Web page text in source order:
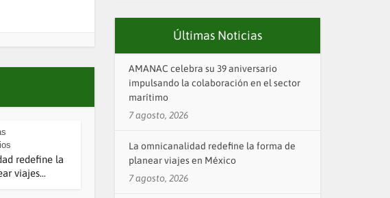
redefine la
viajes...
Últimas Noticias
AMANAC celebra su 39 aniversario
impulsando la colaboración en el sector
marítimo
7 agosto, 2026
La omnicanalidad redefine la forma de
planear viajes en México
7 agosto, 2026